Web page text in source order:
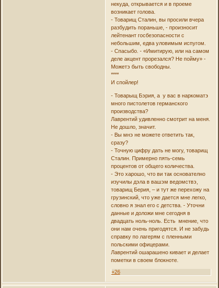
некуда, открывается и в проеме
возникает голова.
- Товарищ Сталин, вы просили вчера
разбудить пораньше, - произносит
лейтенант госбезопасности с
небольшим, едва уловимым испугом.
- Спасыбо. - «Имитирую, или на самом
деле акцент прорезался? Не пойму» -
Можетэ быть свободны.
****
И спойлер!
- Товарыщ Бэрия, а у вас в наркоматэ
много пистолетов германского
производства?
Лаврентий удивленно смотрит на меня.
Не дошло, значит.
- Вы мнэ не можете ответить так,
сразу?
- Точную цифру дать не могу, товарищ
Сталин. Примерно пять-семь
процентов от общего количества.
- Это харошо, что ви так основателно
изучилы дэла в вашэм ведомствэ,
товарищ Берия, – и тут же перехожу на
грузинский, что уже дается мне легко,
словно я знал его с детства. - Уточни
данные и доложи мне сегодня в
двадцать ноль-ноль. Есть мнение, что
они нам очень пригодятся. И не забудь
справку по лагерям с пленными
польскими офицерами.
Лаврентий ошарашено кивает и делает
пометки в своем блокноте.
+26